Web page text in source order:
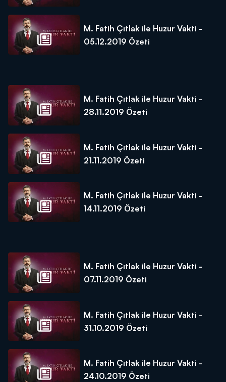
M. Fatih Çıtlak ile Huzur Vakti -
05.12.2019 Özeti
M. Fatih Çıtlak ile Huzur Vakti -
28.11.2019 Özeti
M. Fatih Çıtlak ile Huzur Vakti -
21.11.2019 Özeti
M. Fatih Çıtlak ile Huzur Vakti -
14.11.2019 Özeti
M. Fatih Çıtlak ile Huzur Vakti -
07.11.2019 Özeti
M. Fatih Çıtlak ile Huzur Vakti -
31.10.2019 Özeti
M. Fatih Çıtlak ile Huzur Vakti -
24.10.2019 Özeti